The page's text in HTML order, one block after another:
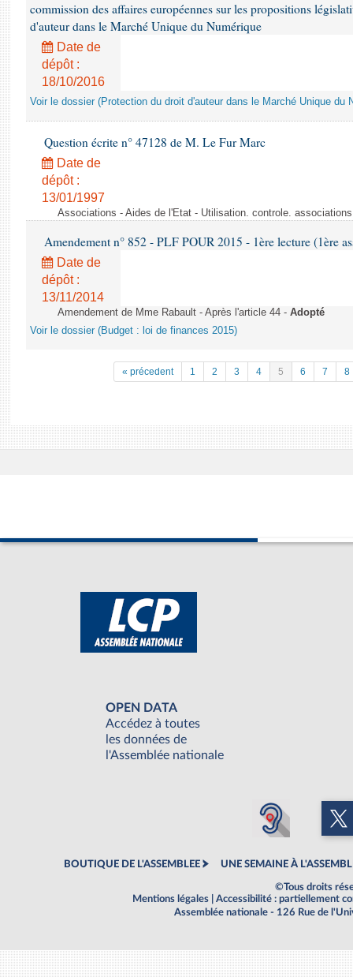
commission des affaires européennes sur les propositions
d'auteur dans le Marché Unique du Numérique
Date de
dépôt :
18/10/2016
Voir le dossier (Protection du droit d'auteur dans le Marché Unique du
Question écrite n° 47128 de M. Le Fur Marc
Date de
dépôt :
13/01/1997
Associations - Aides de l'Etat - Utilisation. controle.
Amendement n° 852 - PLF POUR 2015 - 1ère lecture (1ère
Date de
dépôt :
13/11/2014
Amendement de Mme Rabault - Après l'article 44 - Adopté
Voir le dossier (Budget : loi de finances 2015)
« précedent 1 2 3 4 5 6 7 8
OPEN DATA
Accédez à toutes
les données de
l'Assemblée nationale
BOUTIQUE DE L'ASSEMBLEE UNE SEMAINE À
©Tous droits
Mentions légales
Accessibilité : partiellement
Assemblée nationale - 126 Rue de